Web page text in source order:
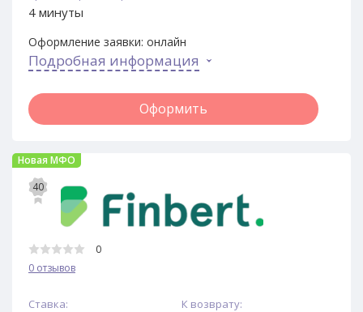
4 минуты
Оформление заявки: онлайн
Подробная информация
Оформить
Новая МФО
40
0
0 отзывов
Ставка: К возврату: